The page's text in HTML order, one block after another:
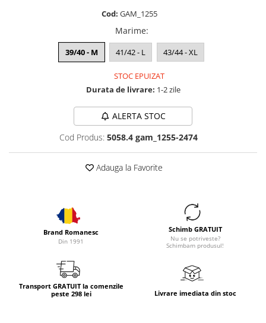
Cod: GAM_1255
Marime:
39/40 - M 41/42 - L 43/44 - XL
STOC EPUIZAT
Durata de livrare: 1-2 zile
ALERTA STOC
Cod Produs: 5058.4 gam_1255-2474
Adauga la Favorite
Brand Romanesc
Din 1991
Schimb GRATUIT
Nu se potriveste?
Schimbam produsul!
Transport GRATUIT la comenzile
peste 298 lei
Livrare imediata din stoc